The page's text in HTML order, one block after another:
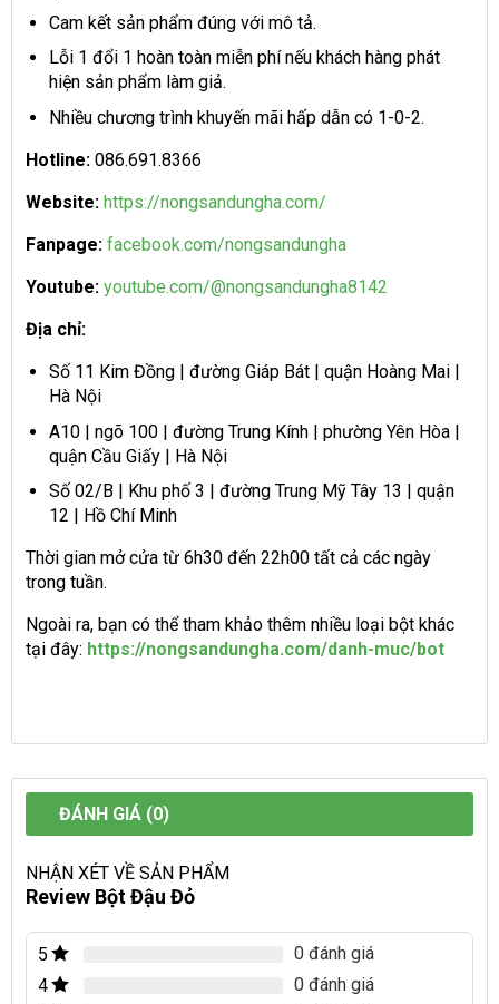
Cam kết sản phẩm đúng với mô tả.
Lỗi 1 đổi 1 hoàn toàn miễn phí nếu khách hàng phát
hiện sản phẩm làm giả.
Nhiều chương trình khuyến mãi hấp dẫn có 1-0-2.
Hotline: 086.691.8366
Website: https://nongsandungha.com/
Fanpage: facebook.com/nongsandungha
Youtube: youtube.com/@nongsandungha8142
Địa chỉ:
Số 11 Kim Đồng | đường Giáp Bát | quận Hoàng Mai |
Hà Nội
A10 | ngõ 100 | đường Trung Kính | phường Yên Hòa |
quận Cầu Giấy | Hà Nội
Số 02/B | Khu phố 3 | đường Trung Mỹ Tây 13 | quận
12 | Hồ Chí Minh
Thời gian mở cửa từ 6h30 đến 22h00 tất cả các ngày
trong tuần.
Ngoài ra, bạn có thể tham khảo thêm nhiều loại bột khác
tại đây: https://nongsandungha.com/danh-muc/bot
ĐÁNH GIÁ (0)
NHẬN XÉT VỀ SẢN PHẨM
Review Bột Đậu Đỏ
5
0 đánh giá
4
0 đánh giá